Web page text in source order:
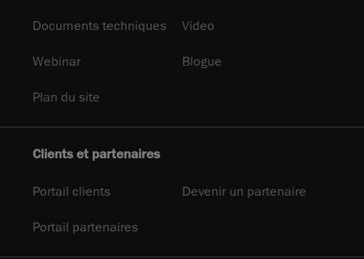
Documents techniques Video
Webinar Blogue
Plan du site
Clients et partenaires
Portail clients Devenir un partenaire
Portail partenaires